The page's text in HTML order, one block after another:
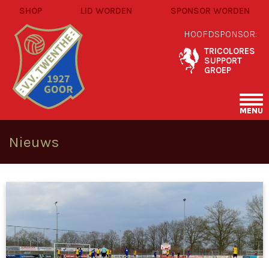
SHOP LID WORDEN SPONSOR WORDEN
HOOFDSPONSOR:
TRICOLORES
SUPPORT
GROEP
MENU
Nieuws